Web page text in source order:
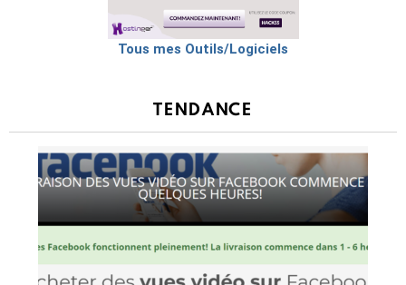
Tous mes Outils/Logiciels
TENDANCE